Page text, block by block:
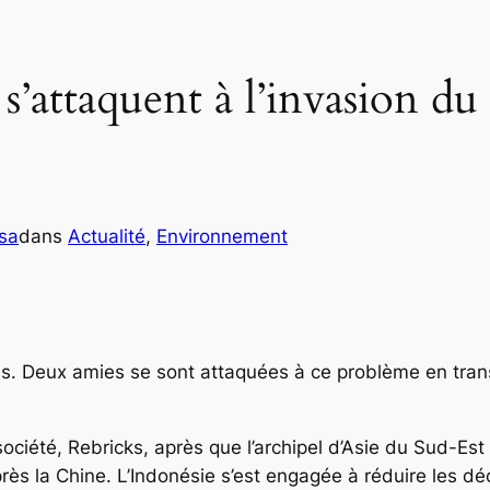
à l’invasion
dans Actualité, Environnement
Deux amies se sont attaquées à ce problème en
Rebricks, après que l’archipel d’Asie du Sud-
la Chine. L’Indonésie s’est engagée à réduire les